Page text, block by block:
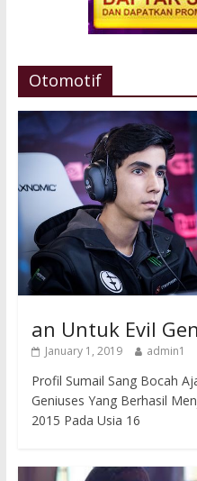
Otomotif
an Untuk Evil
January 1, 2019 admin1
Profil Sumail Sang Bocah
Geniuses Yang Berhasil
2015 Pada Usia 16